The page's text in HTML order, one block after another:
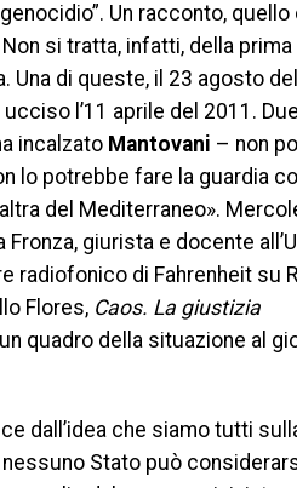
Un racconto, quello
si tratta, infatti, della
Una di queste, il 23 agosto
l’11 aprile del 2011.
incalzato Mantovani – non
lo potrebbe fare la guardia
del Mediterraneo».
giurista e docente
radiofonico di Fahrenheit su
Flores, Caos. La giustizia
quadro della situazione al
dall’idea che siamo tutti
Stato può